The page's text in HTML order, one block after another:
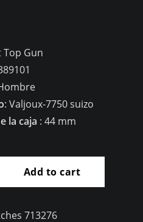
Top Gun
: Valjoux-7750 suizo
la caja : 44 mm
Add to cart
713276